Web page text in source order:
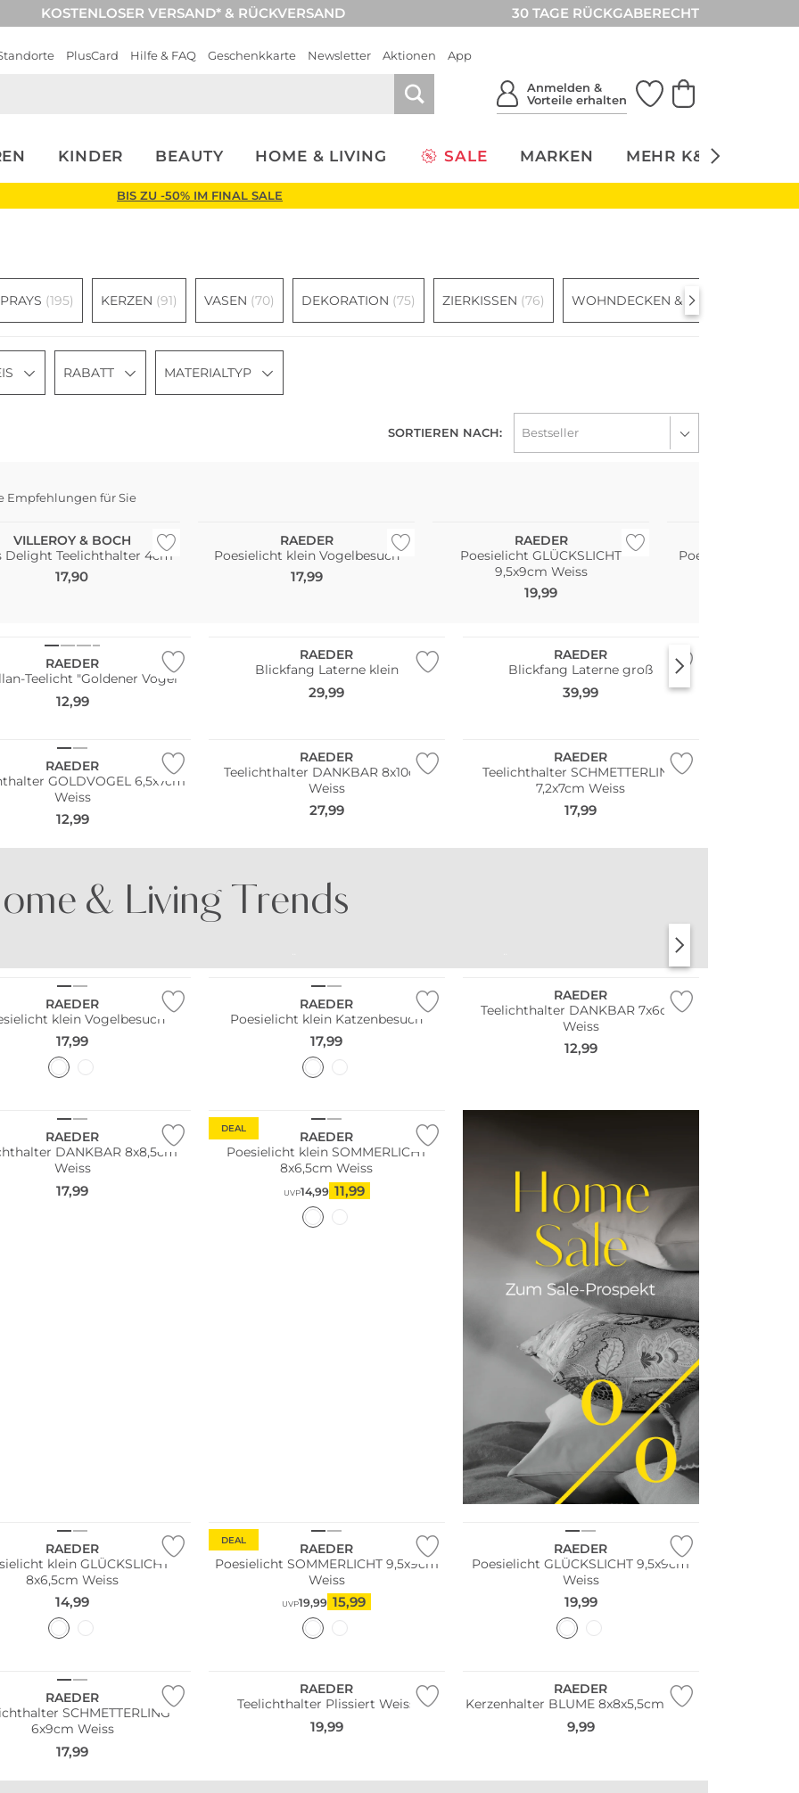
KOSTENLOSER VERSAND* & RÜCKVERSAND 30 TAGE RÜCKGABERECHT
PlusCard Hilfe & FAQ Geschenkkarte Newsletter Aktionen App
Anmelden &
Vorteile erhalten
KINDER BEAUTY HOME & LIVING SALE MARKEN MEHR K&Ö
BIS ZU -50% IM FINAL SALE
(195) KERZEN (91) VASEN (70) DEKORATION (75) ZIERKISSEN (76) WOHNDECKEN & PLAIDS
RABATT MATERIALTYP
SORTIEREN NACH:
Empfehlungen für Sie
VILLEROY & BOCH
Delight Teelichthalter 4cm
17,90
RAEDER
Poesielicht klein Vogelbesuch
17,99
RAEDER
Poesielicht GLÜCKSLICHT
9,5x9cm Weiss
19,99
Poesielicht klein
RAEDER
Teelicht "Goldener Vogel"
12,99
RAEDER
Blickfang Laterne klein
29,99
RAEDER
Blickfang Laterne groß
39,99
RAEDER
GOLDVOGEL 6,5x7cm
Weiss
12,99
RAEDER
Teelichthalter DANKBAR 8x10cm
Weiss
27,99
RAEDER
Teelichthalter SCHMETTERLING
7,2x7cm Weiss
17,99
& Living Trends
RAEDER
klein Vogelbesuch
17,99
RAEDER
Poesielicht klein Katzenbesuch
17,99
RAEDER
Teelichthalter DANKBAR 7x6cm
Weiss
12,99
RAEDER
DANKBAR 8x8,5cm
Weiss
17,99
DEAL
RAEDER
Poesielicht klein SOMMERLICHT
8x6,5cm Weiss
UVP14,99 11,99
RAEDER
klein GLÜCKSLICHT
8x6,5cm Weiss
14,99
DEAL
RAEDER
Poesielicht SOMMERLICHT 9,5x9cm
Weiss
UVP19,99 15,99
RAEDER
Poesielicht GLÜCKSLICHT 9,5x9cm
Weiss
19,99
RAEDER
SCHMETTERLING
6x9cm Weiss
17,99
RAEDER
Teelichthalter Plissiert Weiss
19,99
RAEDER
Kerzenhalter BLUME 8x8x5,5cm Blau
9,99